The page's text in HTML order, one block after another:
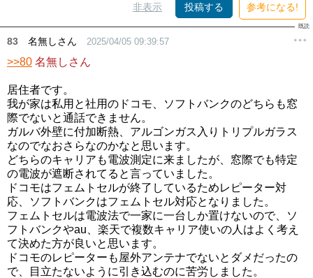
非表示 投稿する 参考になる!
83 名無しさん 2025/04/05 09:39:57
>>80 名無しさん
居住者です。
我が家は私用と社用のドコモ、ソフトバンクのどちらも窓
際でないと通話できません。
ガルバ外壁に付加断熱、アルゴンガス入りトリプルガラス
なのでなおさらなのかなと思います。
どちらのキャリアも電波測定に来ましたが、窓際でも特定
の電波が遮断されてると言っていました。
ドコモはフェムトセルが終了しているためレピーター対
応、ソフトバンクはフェムトセル対応となりました。
フェムトセルは電波法で一家に一台しか置けないので、ソ
フトバンクやau、楽天で複数キャリア使いの人はよく考え
て決めた方が良いと思います。
ドコモのレピーターも屋外アンテナでないとダメだったの
で、目立たないように引き込むのに苦労しました。